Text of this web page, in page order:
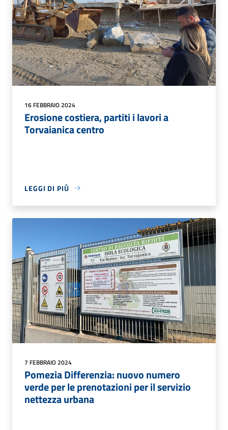
16 FEBBRAIO 2024
Erosione costiera, partiti i lavori a
Torvaianica centro
LEGGI DI PIÙ
7 FEBBRAIO 2024
Pomezia Differenzia: nuovo numero
verde per le prenotazioni per il servizio
nettezza urbana